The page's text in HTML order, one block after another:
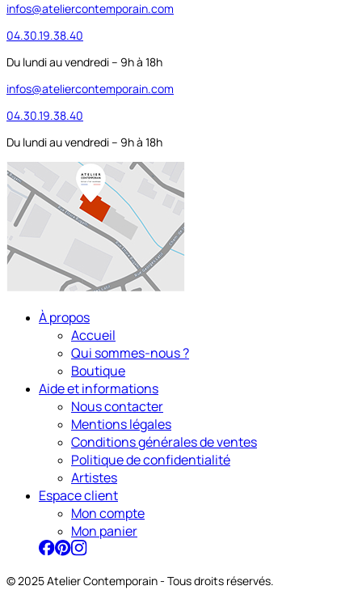
infos@ateliercontemporain.com
04.30.19.38.40
Du lundi au vendredi – 9h à 18h
infos@ateliercontemporain.com
04.30.19.38.40
Du lundi au vendredi – 9h à 18h
À propos
Accueil
Qui sommes-nous ?
Boutique
Aide et informations
Nous contacter
Mentions légales
Conditions générales de ventes
Politique de confidentialité
Artistes
Espace client
Mon compte
Mon panier
© 2025 Atelier Contemporain - Tous droits réservés.